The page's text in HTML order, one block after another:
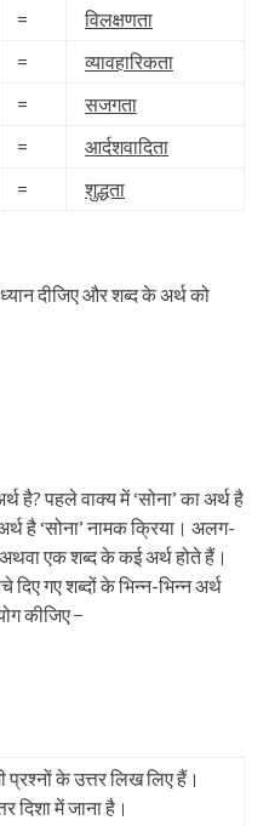
=
विलक्षणता
=
व्यावहारिकता
=
सजगता
=
आर्दशवादिता
= शुद्धता
दीजिए और शब्द के अर्थ को
है? पहले वाक्य में ‘सोना’ का अर्थ है
है ‘सोना’ नामक क्रिया। अलग-
एक शब्द के कई अर्थ होते हैं।
गए शब्दों के भिन्न-भिन्न अर्थ
कीजिए −
प्रश्नों के उत्तर लिख लिए हैं।
दिशा में जाना है।